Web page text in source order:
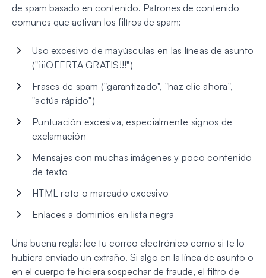
de spam basado en contenido. Patrones de contenido
comunes que activan los filtros de spam:
Uso excesivo de mayúsculas en las líneas de asunto
("¡¡¡OFERTA GRATIS!!!")
Frases de spam ("garantizado", "haz clic ahora",
"actúa rápido")
Puntuación excesiva, especialmente signos de
exclamación
Mensajes con muchas imágenes y poco contenido
de texto
HTML roto o marcado excesivo
Enlaces a dominios en lista negra
Una buena regla: lee tu correo electrónico como si te lo
hubiera enviado un extraño. Si algo en la línea de asunto o
en el cuerpo te hiciera sospechar de fraude, el filtro de